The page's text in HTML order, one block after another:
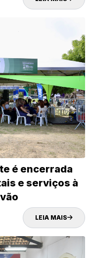
é encerrada
e serviços à
LEIA MAIS